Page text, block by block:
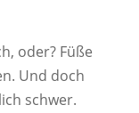
oder? Füße
Und doch
schwer.